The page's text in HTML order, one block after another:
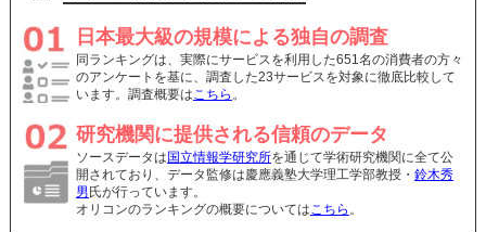
日本最大級の規模による独自の調査
同ランキングは、実際にサービスを利用した651名の消費者の方々
のアンケートを基に、調査した23サービスを対象に徹底比較して
います。調査概要はこちら 。
研究機関に提供される信頼のデータ
ソースデータは 国立情報学研究所を通じて学術研究機関に全て公
開されており、データ監修は慶應義塾大学理工学部教授・ 鈴木秀
男 氏が行っています。
オリコンのランキングの概要についてはこちら 。